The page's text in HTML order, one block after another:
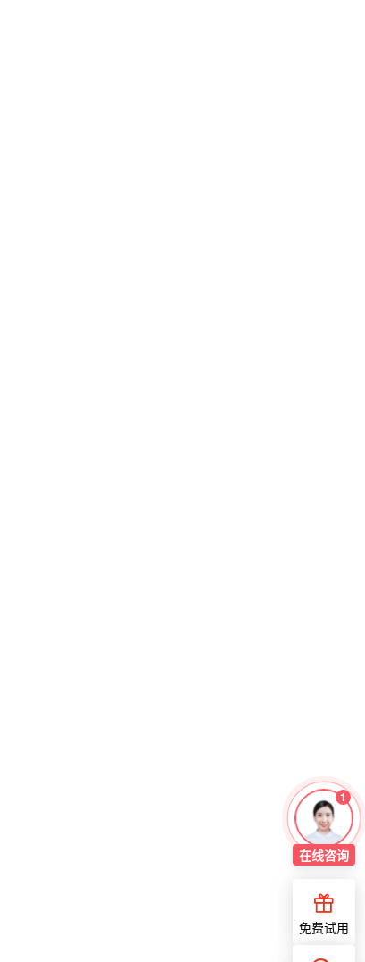
1
在线咨询
免费试用